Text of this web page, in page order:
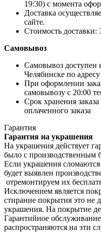
19:30) с момента
Доставка
сайте.
Стоимость доставки:
Самовывоз
Самовывоз доступен
Челябинске по
При оформлении
самовывозу с 20:00
Срок хранения
оплаченного заказа
Гарантия
Гарантия на украшения
На украшения действует
было с производственным
Если украшения
будет выявлен
отремонтируем их
Исключением является
стирание покрытия это не
украшения. На покрытие
Гарантийное
распространяются на эти